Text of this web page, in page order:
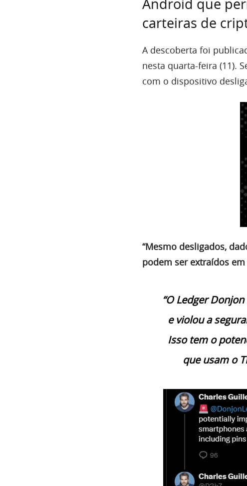
Android que
carteiras de
A descoberta foi
nesta quarta-feira (11).
com o dispositivo
“Mesmo desligados,
podem ser extraídos
“O Ledger
e violou a
Isso tem o
que usam o